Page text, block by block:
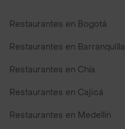
Restaurantes en Bogotá
Restaurantes en Barranquilla
Restaurantes en Chía
Restaurantes en Cajicá
Restaurantes en Medellín